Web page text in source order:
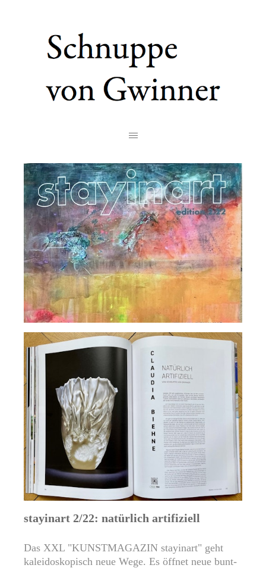
stayinart 2/22: natürlich artifiziell
Das XXL "KUNSTMAGAZIN stayinart" geht
kaleidoskopisch neue Wege. Es öffnet neue bunt-